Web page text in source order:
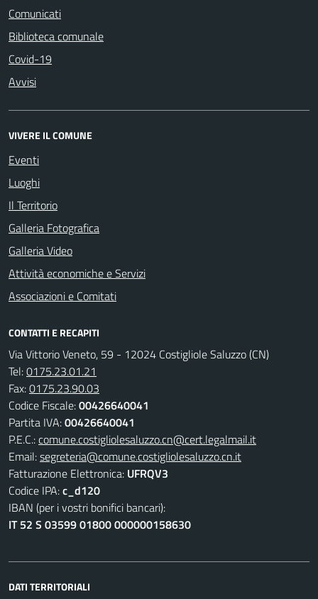
Comunicati
Biblioteca comunale
Covid-19
Avvisi
VIVERE IL COMUNE
Eventi
Luoghi
Il Territorio
Galleria Fotografica
Galleria Video
Attività economiche e Servizi
Associazioni e Comitati
CONTATTI E RECAPITI
Via Vittorio Veneto, 59 - 12024 Costigliole Saluzzo (CN)
Tel:0175.23.01.21
Fax:0175.23.90.03
Codice Fiscale:00426640041
Partita IVA:00426640041
P.E.C.:comune.costigliolesaluzzo.cn@cert.legalmail.it
Email:segreteria@comune.costigliolesaluzzo.cn.it
Fatturazione Elettronica: UFRQV3
Codice IPA:c_d120
IBAN (per i vostri bonifici bancari):
IT 52 S 03599 01800 000000158630
DATI TERRITORIALI